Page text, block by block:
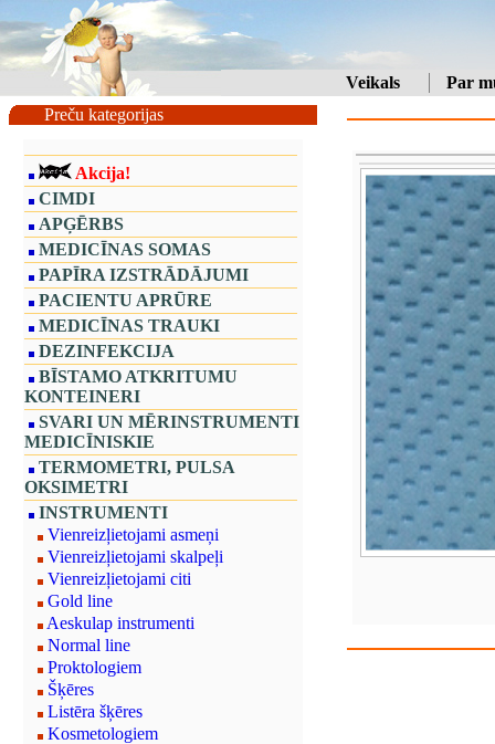
Veikals
Par
Preču kategorijas
Akcija!
CIMDI
APĢĒRBS
MEDICĪNAS SOMAS
PAPĪRA IZSTRĀDĀJUMI
PACIENTU APRŪRE
MEDICĪNAS TRAUKI
DEZINFEKCIJA
BĪSTAMO ATKRITUMU
KONTEINERI
SVARI UN MĒRINSTRUMENTI
MEDICĪNISKIE
TERMOMETRI, PULSA
OKSIMETRI
INSTRUMENTI
Vienreizļietojami asmeņi
Vienreizļietojami skalpeļi
Vienreizļietojami citi
Gold line
Aeskulap instrumenti
Normal line
Proktologiem
Šķēres
Listēra šķēres
Kosmetologiem